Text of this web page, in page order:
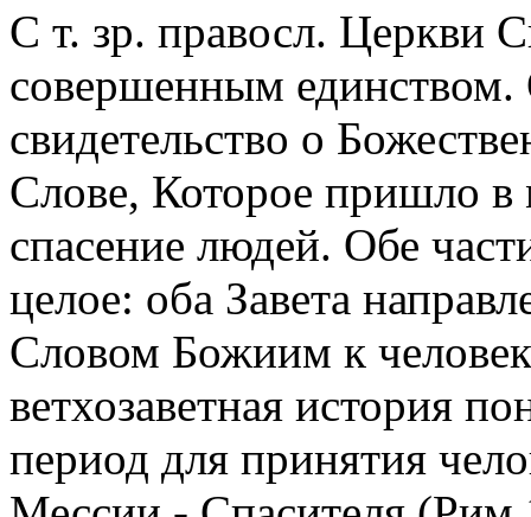
С т. зр. правосл. Церкви
совершенным единством.
свидетельство о
Слове, Которое пришло
спасение людей. Обе
целое: оба Завета
Словом Божиим к
ветхозаветная история
период для принятия